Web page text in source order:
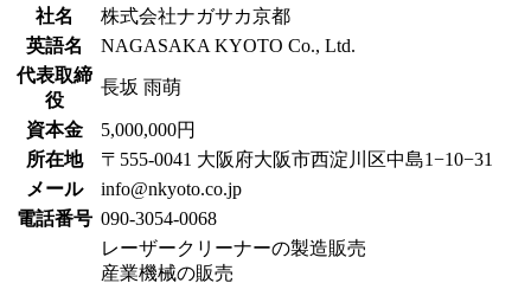
社名
株式会社ナガサカ京都
英語名
NAGASAKA KYOTO Co., Ltd.
代表取締
役
長坂 雨萌
資本金
5,000,000円
所在地
〒555-0041 大阪府大阪市西淀川区中島1−10−31
メール
info@nkyoto.co.jp
電話番号 090-3054-0068
レーザークリーナーの製造販売
産業機械の販売